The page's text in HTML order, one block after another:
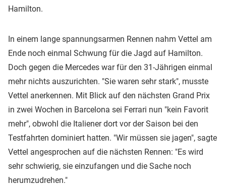
Hamilton.
In einem lange spannungsarmen Rennen nahm Vettel am
Ende noch einmal Schwung für die Jagd auf Hamilton.
Doch gegen die Mercedes war für den 31-Jährigen einmal
mehr nichts auszurichten. "Sie waren sehr stark", musste
Vettel anerkennen. Mit Blick auf den nächsten Grand Prix
in zwei Wochen in Barcelona sei Ferrari nun "kein Favorit
mehr", obwohl die Italiener dort vor der Saison bei den
Testfahrten dominiert hatten. "Wir müssen sie jagen", sagte
Vettel angesprochen auf die nächsten Rennen: "Es wird
sehr schwierig, sie einzufangen und die Sache noch
herumzudrehen."